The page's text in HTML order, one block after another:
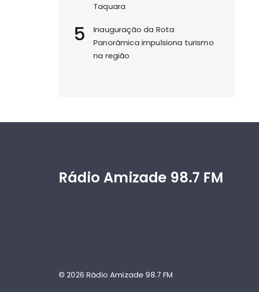
Taquara
5
Inauguração da Rota
Panorâmica impulsiona turismo
na região
Rádio Amizade 98.7 FM
© 2026 Rádio Amizade 98.7 FM